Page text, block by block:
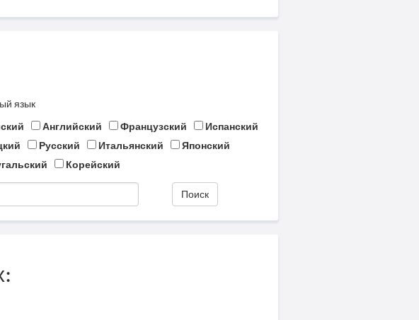
язык
Английский Французский
Испанский
Русский Итальянский
Японский
Корейский
Поиск